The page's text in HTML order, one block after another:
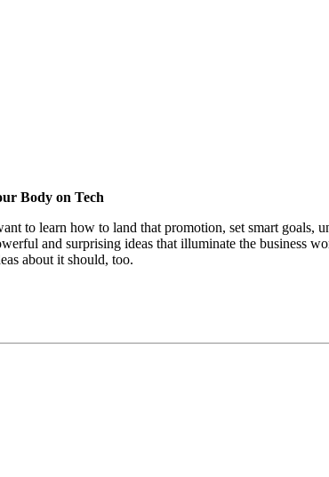
Body on Tech
to learn how to land that promotion, set smart
and surprising ideas that illuminate the business
about it should, too.